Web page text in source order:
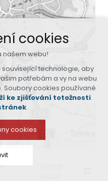
cookies
našem webu!
technologie, aby
potřebám a vy na webu
Soubory cookies používané
ke zjišťování totožnosti
.
cookies